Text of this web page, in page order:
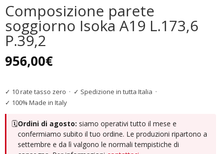
Composizione parete
soggiorno Isoka A19 L.173,6
P.39,2
956,00€
✓ 10 rate tasso zero · ✓ Spedizione in tutta Italia ·
✓ 100% Made in Italy
🗓️Ordini di agosto: siamo operativi tutto il mese e
confermiamo subito il tuo ordine. Le produzioni ripartono a
settembre e da lì valgono le normali tempistiche di